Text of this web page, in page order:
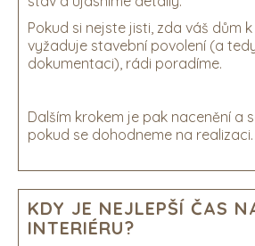
Pokud si nejste jisti, zda váš dům
vyžaduje stavební povolení (a
dokumentaci), rádi poradíme.
Dalším krokem je pak nacenění a
pokud se dohodneme na realizaci.
KDY JE NEJLEPŠÍ ČAS
INTERIÉRU?